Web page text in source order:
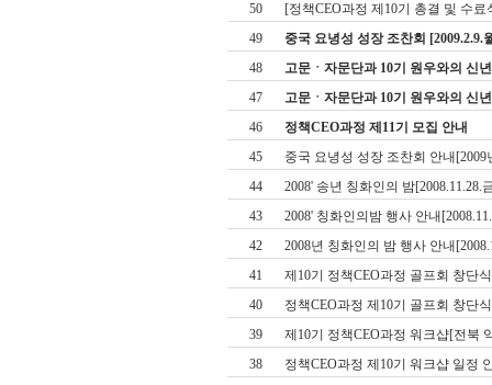
50
[정책CEO과정 제10기 총결 및 수
49
중국 요녕성 성장 조찬회 [2009.2.9.
48
고문ㆍ자문단과 10기 원우와의 신
47
고문ㆍ자문단과 10기 원우와의 신
46
정책CEO과정 제11기 모집 안내
45
중국 요녕성 성장 조찬회 안내
44
2008' 송년 칭화인의 밤[2008.11.28.
43
2008' 칭화인의밤 행사 안내
42
2008년 칭화인의 밤 행사 안내
41
제10기 정책CEO과정 골프회 창단
40
정책CEO과정 제10기 골프회 창단
39
제10기 정책CEO과정 워크샵[전북
38
정책CEO과정 제10기 워크샵 일정